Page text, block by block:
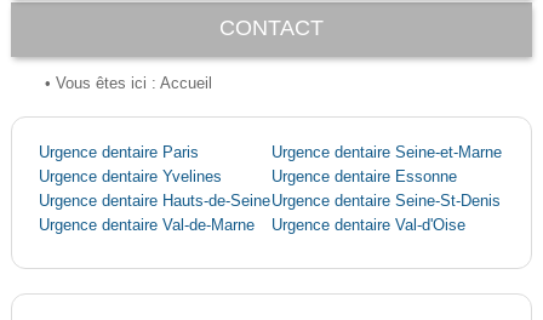
CONTACT
• Vous êtes ici : Accueil
Urgence dentaire Paris
Urgence dentaire Seine-et-Marne
Urgence dentaire Yvelines
Urgence dentaire Essonne
Urgence dentaire Hauts-de-SeineUrgence dentaire Seine-St-Denis
Urgence dentaire Val-de-Marne
Urgence dentaire Val-d'Oise